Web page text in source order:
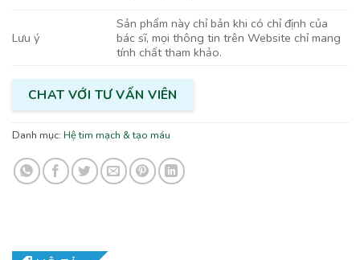
Lưu ý
Sản phẩm này chỉ bản khi có chỉ định của
bác sĩ, mọi thông tin trên Website chỉ mang
tính chất tham khảo.
CHAT VỚI TƯ VẤN VIÊN
Danh mục: Hệ tim mạch & tạo máu